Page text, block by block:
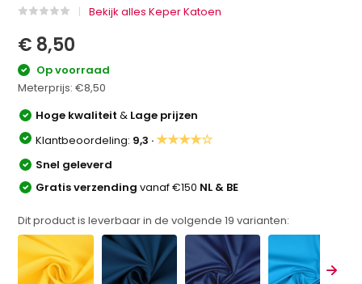
Bekijk alles Keper Katoen
€ 8,50
Op voorraad
Meterprijs:€8,50
Hoge kwaliteit& Lage prijzen
Klantbeoordeling: 9,3 ·★★★★☆
Snel geleverd
Gratis verzendingvanaf €150 NL & BE
Dit product is leverbaar in de volgende19 varianten: